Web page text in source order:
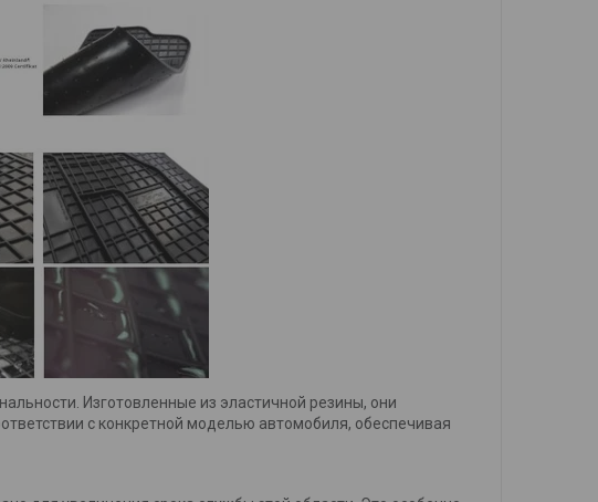
Изготовленные из эластичной резины, они
с конкретной моделью автомобиля, обеспечивая